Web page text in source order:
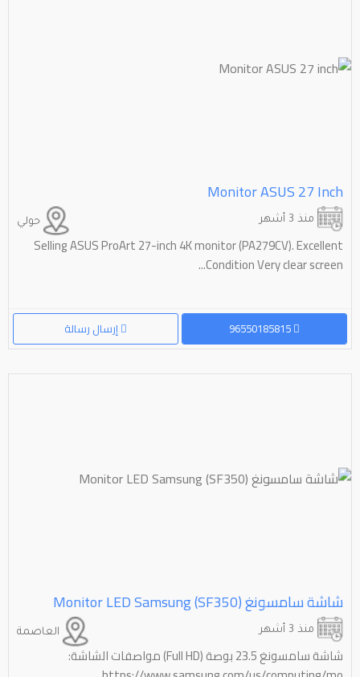
Monitor ASUS 27 Inch
حولي منذ 3 أشهر
Selling ASUS ProArt 27-inch 4K monitor (PA279CV). Excellent
Condition Very clear screen...
إرسال رسالة
شاشة سامسونغ (⁦⁦SF350⁩⁩) ⁦⁦Samsung⁩⁩ ⁦⁦LED⁩⁩ ⁦⁦Monitor⁩⁩
العاصمة منذ 3 أشهر
شاشة سامسونغ 23.5 بوصة (Full HD) مواصفات الشاشة: